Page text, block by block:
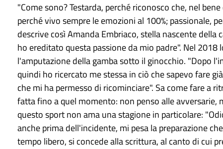
"Come sono? Testarda, perché riconosco che, nel
perché vivo sempre le emozioni al 100%; passionale,
descrive così Amanda Embriaco, stella nascente
ho ereditato questa passione da mio padre". Nel
l'amputazione della gamba sotto il ginocchio. "Dopo
quindi ho ricercato me stessa in ciò che sapevo fare
che mi ha permesso di ricominciare". Sa come fare a
fatta fino a quel momento: non penso alle avversarie,
questo sport non ama una stagione in particolare:
anche prima dell'incidente, mi pesa la preparazione
tempo libero, si concede alla scrittura, al canto di cui